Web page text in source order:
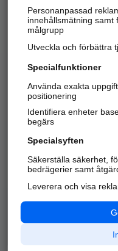
Hitta telefonnummer,
Alla kategorier
API & Kartor
Personanpassad
innehållsmätning samt
målgrupp
Utveckla och förbättra
Specialfunktioner
Använda exakta
positionering
Identifiera enheter
begärs
Specialsyften
Säkerställa säkerhet,
bedrägerier samt
Leverera och visa